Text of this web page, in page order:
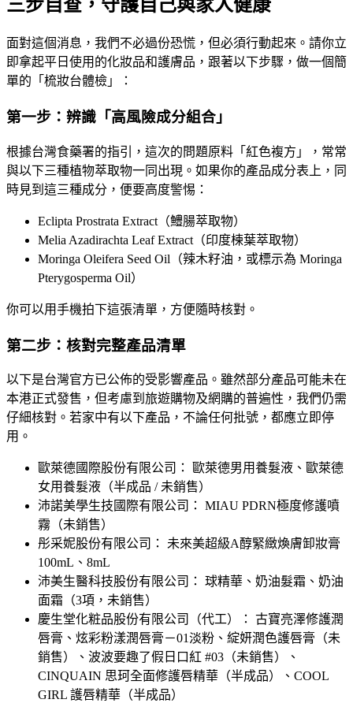
三步自查，守護自己與家人健康
面對這個消息，我們不必過份恐慌，但必須行動起來。請你立
即拿起平日使用的化妝品和護膚品，跟著以下步驟，做一個簡
單的「梳妝台體檢」：
第一步：辨識「高風險成分組合」
根據台灣食藥署的指引，這次的問題原料「紅色複方」，常常
與以下三種植物萃取物一同出現。如果你的產品成分表上，同
時見到這三種成分，便要高度警惕：
Eclipta Prostrata Extract（鱧腸萃取物）
Melia Azadirachta Leaf Extract（印度楝葉萃取物）
Moringa Oleifera Seed Oil（辣木籽油，或標示為 Moringa
Pterygosperma Oil）
你可以用手機拍下這張清單，方便隨時核對。
第二步：核對完整產品清單
以下是台灣官方已公佈的受影響產品。雖然部分產品可能未在
本港正式發售，但考慮到旅遊購物及網購的普遍性，我們仍需
仔細核對。若家中有以下產品，不論任何批號，都應立即停
用。
歐萊德國際股份有限公司： 歐萊德男用養髮液、歐萊德
女用養髮液（半成品 / 未銷售）
沛諾美學生技國際有限公司： MIAU PDRN極度修護噴
霧（未銷售）
彤采妮股份有限公司： 未來美超級A醇緊緻煥膚卸妝膏
100mL、8mL
沛美生醫科技股份有限公司： 球精華、奶油髮霜、奶油
面霜（3項，未銷售）
慶生堂化粧品股份有限公司（代工）： 古寶亮澤修護潤
唇膏、炫彩粉漾潤唇膏－01淡粉、綻妍潤色護唇膏（未
銷售）、波波要趣了假日口紅 #03（未銷售）、
CINQUAIN 思珂全面修護唇精華（半成品）、COOL
GIRL 護唇精華（半成品）